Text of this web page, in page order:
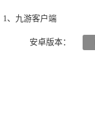
1、九游客户端
安卓版本：